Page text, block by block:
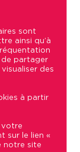
€
€
sont
ainsi qu’à
partager
des
à partir
votre
sur le lien «
notre site